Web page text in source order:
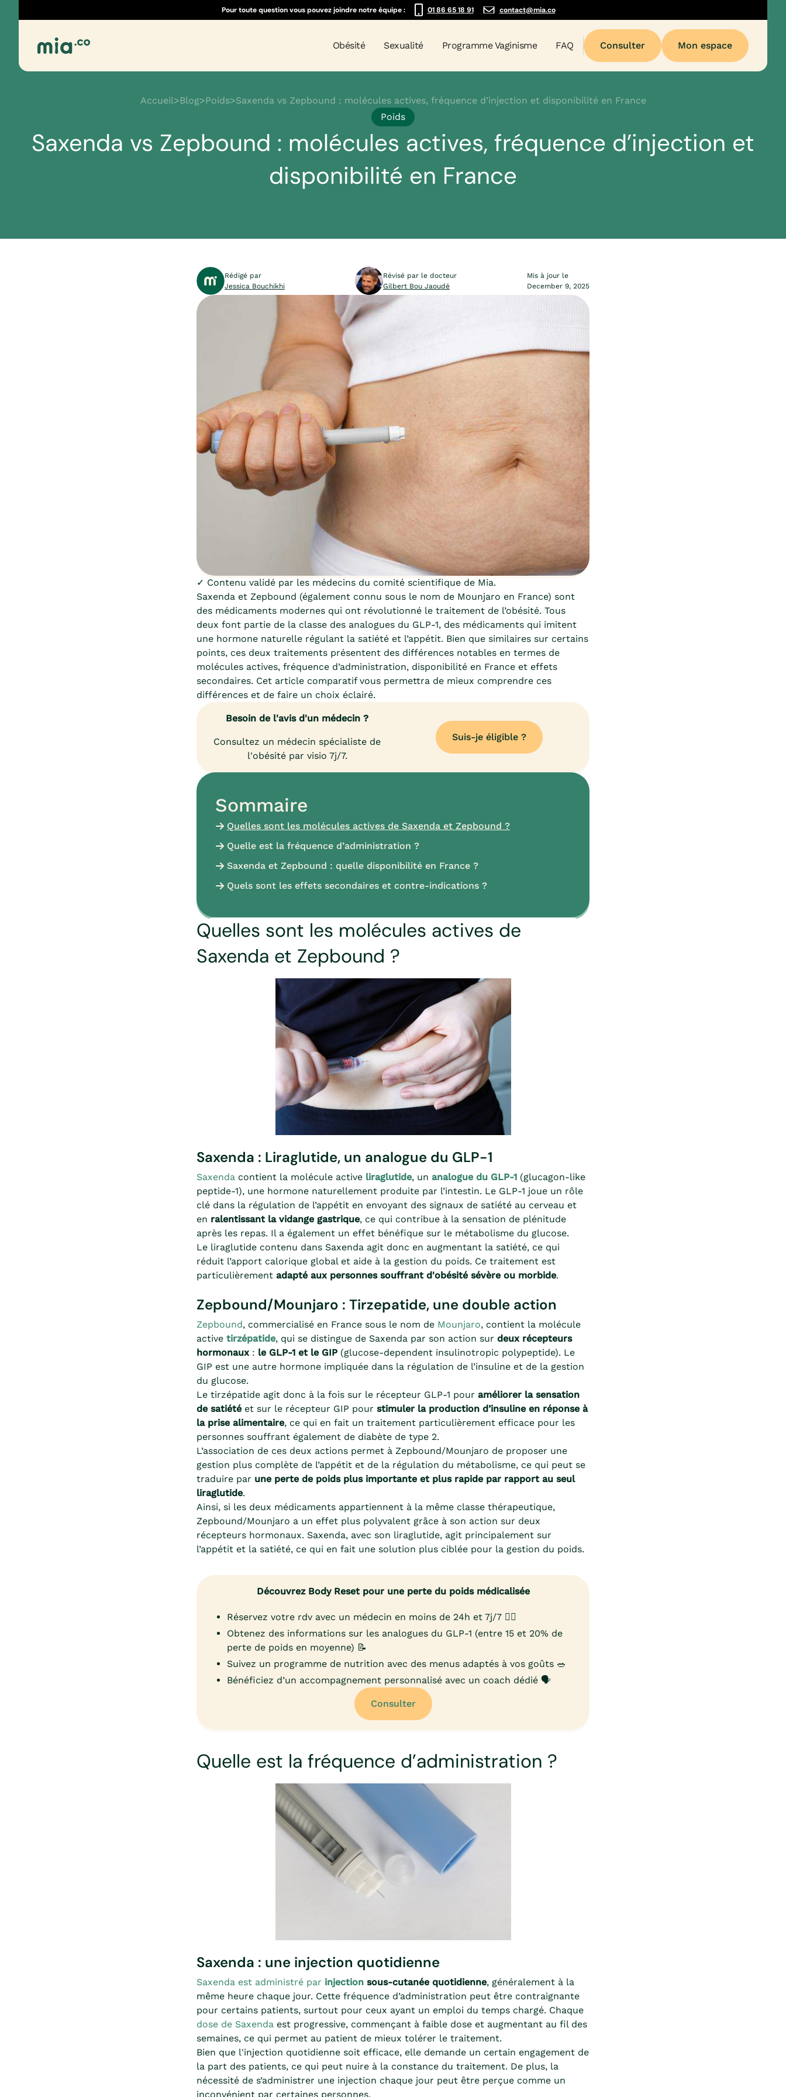
Pour toute question vous pouvez joindre notre équipe : 01 86 65 18 91 contact@mia.co
Obésité Sexualité Programme Vaginisme FAQ Consulter Mon espace
Accueil>Blog>Poids>Saxenda vs Zepbound : molécules actives, fréquence d’injection et disponibilité en France
Poids
Saxenda vs Zepbound : molécules actives, fréquence d’injection et
disponibilité en France
Rédigé par
Jessica Bouchikhi
Révisé par le docteur
Gilbert Bou Jaoudé
Mis à jour le
December 9, 2025
✓ Contenu validé par les médecins du comité scientifique de Mia.
Saxenda et Zepbound (également connu sous le nom de Mounjaro en France) sont
des médicaments modernes qui ont révolutionné le traitement de l’obésité. Tous
deux font partie de la classe des analogues du GLP-1, des médicaments qui imitent
une hormone naturelle régulant la satiété et l’appétit. Bien que similaires sur certains
points, ces deux traitements présentent des différences notables en termes de
molécules actives, fréquence d’administration, disponibilité en France et effets
secondaires. Cet article comparatif vous permettra de mieux comprendre ces
différences et de faire un choix éclairé.
Besoin de l'avis d'un médecin ?
Suis-je éligible ?
Consultez un médecin spécialiste de
l'obésité par visio 7j/7.
Sommaire
Quelles sont les molécules actives de Saxenda et Zepbound ?
Quelle est la fréquence d’administration ?
Saxenda et Zepbound : quelle disponibilité en France ?
Quels sont les effets secondaires et contre-indications ?
Quelles sont les molécules actives de
Saxenda et Zepbound ?
Saxenda : Liraglutide, un analogue du GLP-1
Saxenda contient la molécule active liraglutide, un analogue du GLP-1 (glucagon-like
peptide-1), une hormone naturellement produite par l’intestin. Le GLP-1 joue un rôle
clé dans la régulation de l’appétit en envoyant des signaux de satiété au cerveau et
en ralentissant la vidange gastrique, ce qui contribue à la sensation de plénitude
après les repas. Il a également un effet bénéfique sur le métabolisme du glucose.
Le liraglutide contenu dans Saxenda agit donc en augmentant la satiété, ce qui
réduit l’apport calorique global et aide à la gestion du poids. Ce traitement est
particulièrement adapté aux personnes souffrant d'obésité sévère ou morbide.
Zepbound/Mounjaro : Tirzepatide, une double action
Zepbound, commercialisé en France sous le nom de Mounjaro, contient la molécule
active tirzépatide, qui se distingue de Saxenda par son action sur deux récepteurs
hormonaux: le GLP-1 et le GIP (glucose-dependent insulinotropic polypeptide). Le
GIP est une autre hormone impliquée dans la régulation de l’insuline et de la gestion
du glucose.
Le tirzépatide agit donc à la fois sur le récepteur GLP-1 pour améliorer la sensation
de satiété et sur le récepteur GIP pour stimuler la production d’insuline en réponse à
la prise alimentaire, ce qui en fait un traitement particulièrement efficace pour les
personnes souffrant également de diabète de type 2.
L’association de ces deux actions permet à Zepbound/Mounjaro de proposer une
gestion plus complète de l’appétit et de la régulation du métabolisme, ce qui peut se
traduire par une perte de poids plus importante et plus rapide par rapport au seul
liraglutide.
Ainsi, si les deux médicaments appartiennent à la même classe thérapeutique,
Zepbound/Mounjaro a un effet plus polyvalent grâce à son action sur deux
récepteurs hormonaux. Saxenda, avec son liraglutide, agit principalement sur
l’appétit et la satiété, ce qui en fait une solution plus ciblée pour la gestion du poids.
Découvrez Body Reset pour une perte du poids médicalisée
Réservez votre rdv avec un médecin en moins de 24h et 7j/7 👨‍⚕️
Obtenez des informations sur les analogues du GLP-1 (entre 15 et 20% de
perte de poids en moyenne) 📝
Suivez un programme de nutrition avec des menus adaptés à vos goûts 🥗
Bénéficiez d’un accompagnement personnalisé avec un coach dédié 🗣️
Consulter
Quelle est la fréquence d’administration ?
Saxenda : une injection quotidienne
Saxenda est administré par injection sous-cutanée quotidienne, généralement à la
même heure chaque jour. Cette fréquence d’administration peut être contraignante
pour certains patients, surtout pour ceux ayant un emploi du temps chargé. Chaque
dose de Saxenda est progressive, commençant à faible dose et augmentant au fil des
semaines, ce qui permet au patient de mieux tolérer le traitement.
Bien que l'injection quotidienne soit efficace, elle demande un certain engagement de
la part des patients, ce qui peut nuire à la constance du traitement. De plus, la
nécessité de s’administrer une injection chaque jour peut être perçue comme un
inconvénient par certaines personnes.